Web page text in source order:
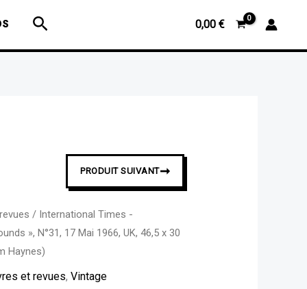
Rechercher 0,00 €
PRODUIT SUIVANT➞
/ International Times -
», N°31, 17 Mai 1966, UK, 46,5 x 30
Haynes)
et revues,Vintage
x
30